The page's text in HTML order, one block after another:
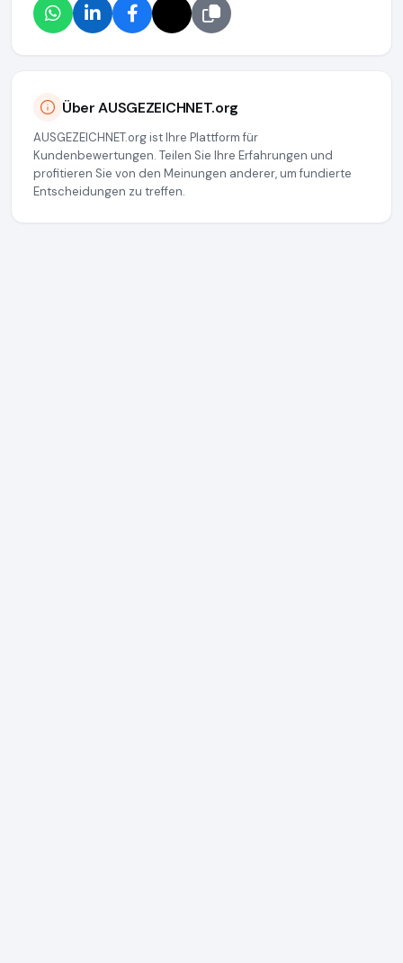
Über AUSGEZEICHNET.org
AUSGEZEICHNET.org ist Ihre Plattform für
Kundenbewertungen. Teilen Sie Ihre Erfahrungen und
profitieren Sie von den Meinungen anderer, um fundierte
Entscheidungen zu treffen.